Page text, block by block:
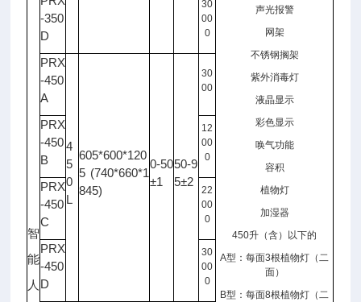
智
能
人
声光报警
网架
不锈钢搁架
紫外消毒灯
液晶显示
彩色显示
唤气功能
容积
植物灯
加湿器
450升（含）以下的
A型：每面3根植物灯（二
面）
B型：每面8根植物灯（二
-350
D
30
00
0
PRX
-450
A
4
5
0
L
605*600*120
5 (740*660*1
845)
0-50
±1
50-9
5±2
30
00
PRX
-450
B
12
00
0
PRX
-450
C
22
00
0
PRX
-450
D
30
00
0